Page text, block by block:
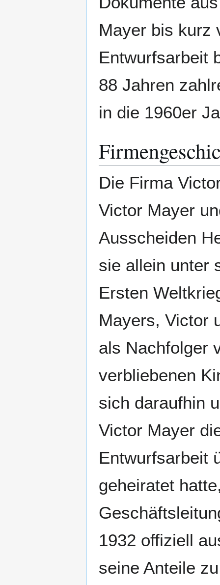
Mayer bis kurz
Entwurfsarbeit
88 Jahren
in die 1960er
Die Firma
Victor Mayer
Ausscheiden
sie allein unter
Ersten
Mayers, Victor
als Nachfolger
verbliebenen
sich daraufhin
Victor Mayer
Entwurfsarbeit
geheiratet
1932 offiziell
seine Anteile